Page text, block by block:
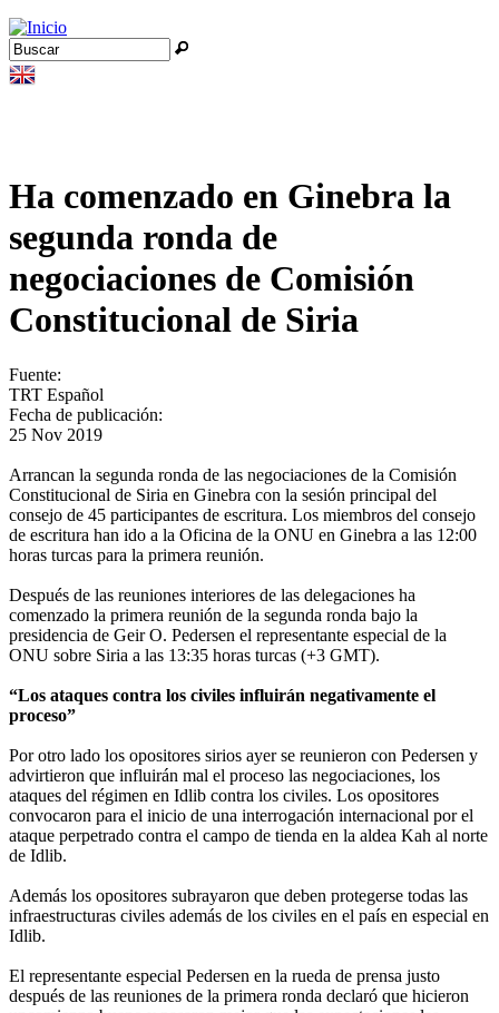
Jump to navigation
Formulario de búsqueda
Buscar
Ha comenzado en Ginebra la
segunda ronda de
negociaciones de Comisión
Constitucional de Siria
Fuente:
TRT Español
Fecha de publicación:
25 Nov 2019
Arrancan la segunda ronda de las negociaciones de la Comisión
Constitucional de Siria en Ginebra con la sesión principal del
consejo de 45 participantes de escritura. Los miembros del consejo
de escritura han ido a la Oficina de la ONU en Ginebra a las 12:00
horas turcas para la primera reunión.
Después de las reuniones interiores de las delegaciones ha
comenzado la primera reunión de la segunda ronda bajo la
presidencia de Geir O. Pedersen el representante especial de la
ONU sobre Siria a las 13:35 horas turcas (+3 GMT).
“Los ataques contra los civiles influirán negativamente el
proceso”
Por otro lado los opositores sirios ayer se reunieron con Pedersen y
advirtieron que influirán mal el proceso las negociaciones, los
ataques del régimen en Idlib contra los civiles. Los opositores
convocaron para el inicio de una interrogación internacional por el
ataque perpetrado contra el campo de tienda en la aldea Kah al norte
de Idlib.
Además los opositores subrayaron que deben protegerse todas las
infraestructuras civiles además de los civiles en el país en especial en
Idlib.
El representante especial Pedersen en la rueda de prensa justo
después de las reuniones de la primera ronda declaró que hicieron